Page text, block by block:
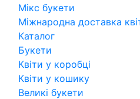
Мікс букети
Міжнародна доставка
Каталог
Букети
Квіти у коробці
Квіти у кошику
Великі букети